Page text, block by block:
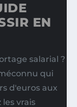
EN
salarial ?
qui
d'euros aux
vrais